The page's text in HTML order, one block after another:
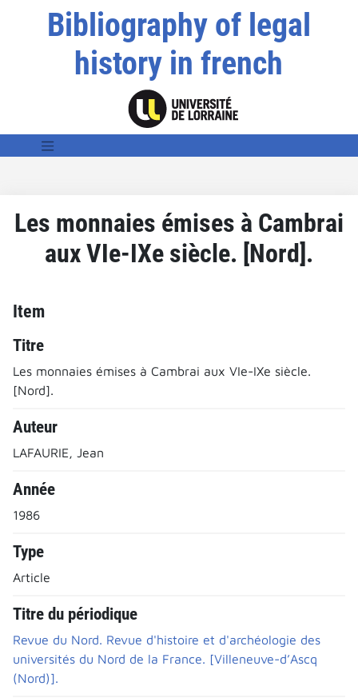
Bibliography of legal
history in french
Les monnaies émises à Cambrai
aux VIe-IXe siècle. [Nord].
Item
Titre
Les monnaies émises à Cambrai aux VIe-IXe siècle.
[Nord].
Auteur
LAFAURIE, Jean
Année
1986
Type
Article
Titre du périodique
Revue du Nord. Revue d'histoire et d'archéologie des
universités du Nord de la France. [Villeneuve-d’Ascq
(Nord)].